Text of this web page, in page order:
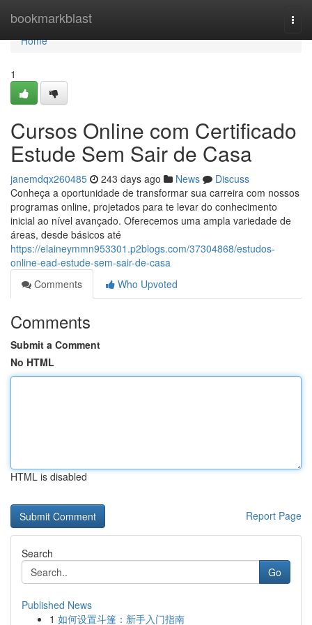
bookmarkblast
Home
Home
1
Cursos Online com Certificado
Estude Sem Sair de Casa
janemdqx260485 243 days ago News
Discuss
Conheça a oportunidade de transformar sua carreira com nossos
programas online, projetados para te levar do conhecimento
inicial ao nível avançado. Oferecemos uma ampla variedade de
áreas, desde básicos até
https://elaineymmn953301.p2blogs.com/37304868/estudos-
online-ead-estude-sem-sair-de-casa
Comments
Who Upvoted
Comments
Submit a Comment
No HTML
HTML is disabled
Report Page
Search
Go
Published News
1 如何设置斗篷：新手入门指南